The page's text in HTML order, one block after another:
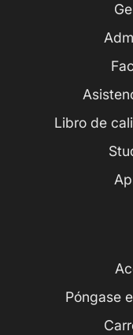
Libro de
Póngase